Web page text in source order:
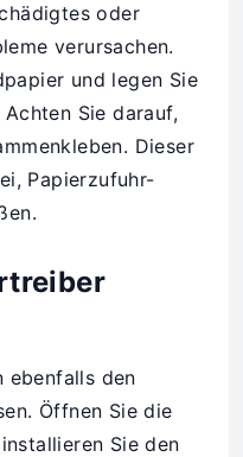
oder
verursachen.
und legen Sie
Sie darauf,
Dieser
Papierzufuhr-
ebenfalls den
Öffnen Sie die
Sie den